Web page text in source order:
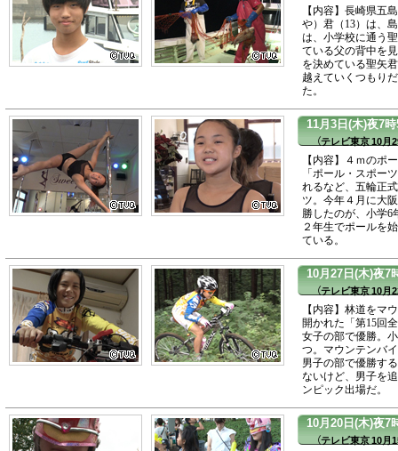
【内容】長崎県五
や）君（13）は、
は、小学校に通う
ている父の背中を
を決めている聖矢
越えていくつもり
た。
11月3日(木)夜7
（テレビ東京 10月
【内容】４ｍのポ
「ポール・スポー
れるなど、五輪正
ツ。今年４月に大
勝したのが、小学6
２年生でポールを
ている。
10月27日(木)夜7
（テレビ東京 10月
【内容】林道をマ
開かれた「第15回
女子の部で優勝。
つ。マウンテンバ
男子の部で優勝す
ないけど、男子を
ンピック出場だ。
10月20日(木)夜7
（テレビ東京 10月